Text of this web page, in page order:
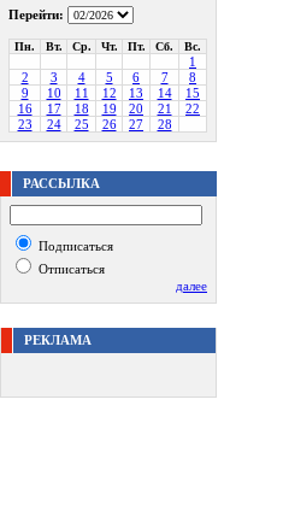
Перейти:
Пн. Вт. Ср. Чт. Пт. Сб. Вс.
1
2
3 4 5 6 7
8
9
10 11 12 13 14
15
16
17 18 19 20 21
22
23
24 25 26 27 28
РАССЫЛКА
Подписаться
Отписаться
далее
РЕКЛАМА